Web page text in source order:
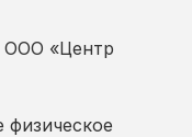
ООО «Центр
физическое